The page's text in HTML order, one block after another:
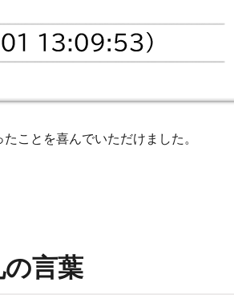
ことを喜んでいただけました。
言葉